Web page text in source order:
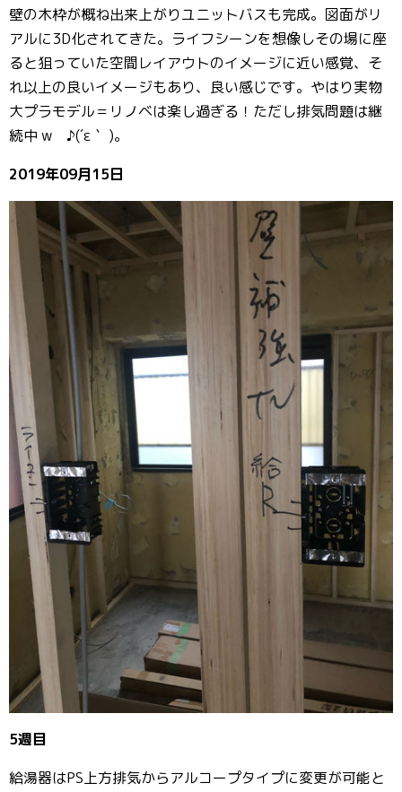
壁の木枠が概ね出来上がりユニットバスも完成。図面がリ
アルに3D化されてきた。ライフシーンを想像しその場に座
ると狙っていた空間レイアウトのイメージに近い感覚、そ
れ以上の良いイメージもあり、良い感じです。やはり実物
大プラモデル＝リノベは楽し過ぎる！ただし排気問題は継
続中 w ♪(´ε｀ )。
2019年09月15日
5週目
給湯器はPS上方排気からアルコープタイプに変更が可能と